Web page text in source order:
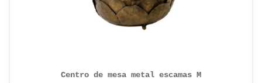
Centro de mesa metal escamas M